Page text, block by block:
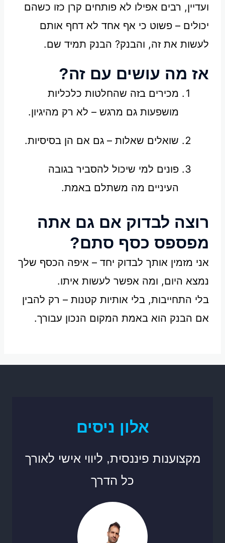
ועדיין, רבים אפילו לא פותחים קרן כזו כשהם
יכולים – פשוט כי אף אחד לא דחף אותם
לעשות את זה, והבנק? הבנק תמיד שם.
אז מה עושים עם זה?
מכירים בזה שהחלטות כלכליות
מושפעות גם מרגש – לא רק מהיגיון.
שואלים שאלות – גם אם הן בסיסיות.
פונים למי שיכול להסביר בגובה
העיניים מה משתלם באמת.
רוצה לבדוק אם גם אתה
מפספס כסף סתם?
אני מזמין אותך לבדוק יחד – איפה הכסף שלך
נמצא היום, ומה אפשר לעשות איתו.
בלי התחייבות, בלי אותיות קטנות – רק להבין
אם הבנק הוא באמת המקום הנכון עבורך.
אלון ניסים
מקצוענות פיננסית, ליווי אישי לאורך
כל הדרך